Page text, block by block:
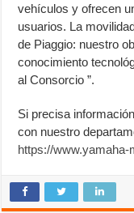
vehículos y ofrecen
usuarios. La
de Piaggio: nuestro
conocimiento
al Consorcio ”.
Si precisa
con nuestro
https://www.yamaha-